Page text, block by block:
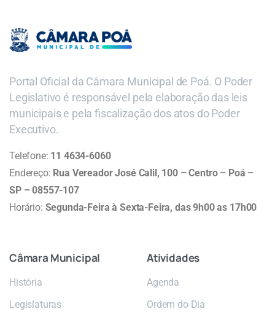
Portal Oficial da Câmara Municipal de Poá. O Poder
Legislativo é responsável pela elaboração das leis
municipais e pela fiscalização dos atos do Poder
Executivo.
Telefone: 11 4634-6060
Endereço: Rua Vereador José Calil, 100 – Centro – Poá –
SP – 08557-107
Horário: Segunda-Feira à Sexta-Feira, das 9h00 as 17h00
Câmara Municipal
História
Legislaturas
Atividades
Agenda
Ordem do Dia